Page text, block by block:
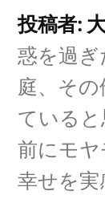
ー:
投稿者:
惑を過
庭、そ
ている
前にモ
幸せを実